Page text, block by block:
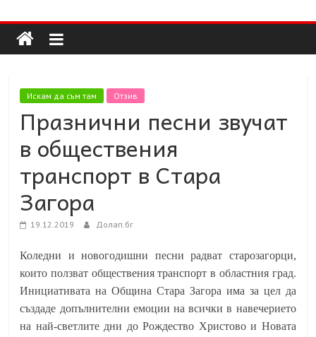
to
content
Долап
БГ
култура|
пътешествия|
мода|
събития|
кухня|
реклама|
минало|
Искам да съм там Отзив
Празнични песни звучат
в обществения
транспорт в Стара
Загора
19.12.2019 Долап.бг
Коледни и новогодишни песни радват старозагорци,
които ползват обществения транспорт в областния град.
Инициативата на Община Стара Загора има за цел да
създаде допълнителни емоции на всички в навечерието
на най-светлите дни до Рождество Христово и Новата